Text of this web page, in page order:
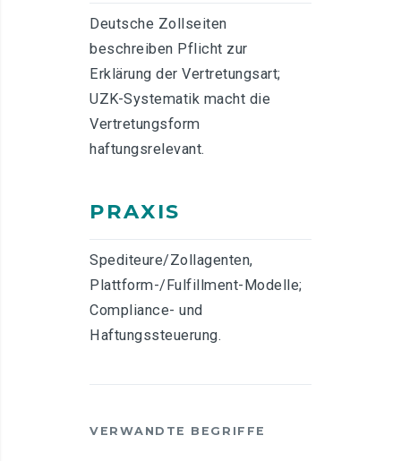
Deutsche Zollseiten
beschreiben Pflicht zur
Erklärung der Vertretungsart;
UZK-Systematik macht die
Vertretungsform
haftungsrelevant.
PRAXIS
Spediteure/Zollagenten,
Plattform-/Fulfillment-Modelle;
Compliance- und
Haftungssteuerung.
VERWANDTE BEGRIFFE